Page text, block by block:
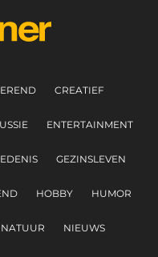
CREATIEF
ENTERTAINMENT
GEZINSLEVEN
HOBBY HUMOR
NATUUR NIEUWS